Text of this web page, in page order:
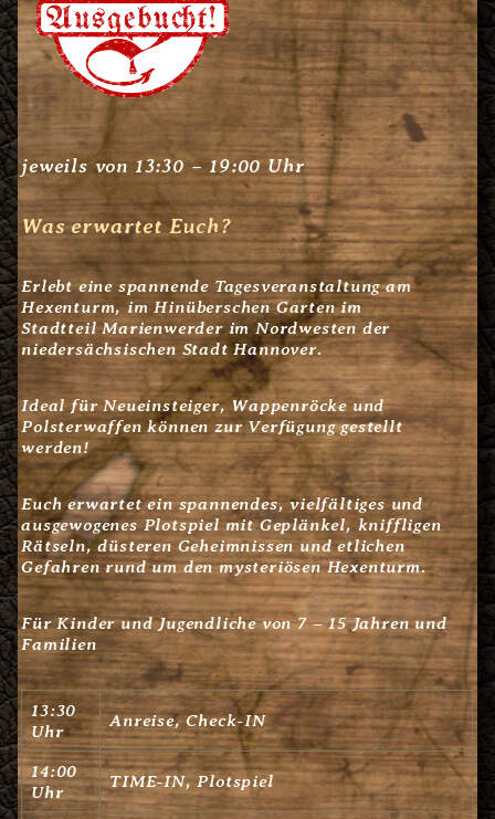
jeweils von 13:30 – 19:00 Uhr
Was erwartet Euch?
Erlebt eine spannende Tagesveranstaltung am
Hexenturm, imHinüberschen Gartenim
Stadtteil Marienwerder im Nordwesten der
niedersächsischen Stadt Hannover.
Ideal für Neueinsteiger, Wappenröcke und
Polsterwaffen können zur Verfügung gestellt
werden!
Euch erwartet ein spannendes, vielfältiges und
ausgewogenes Plotspiel mit Geplänkel, kniffligen
Rätseln, düsteren Geheimnissen und etlichen
Gefahren rund um den mysteriösen Hexenturm.
Für Kinder und Jugendliche von 7 – 15 Jahren und
Familien
13:30
Uhr
Anreise, Check-IN
14:00
Uhr
TIME-IN, Plotspiel